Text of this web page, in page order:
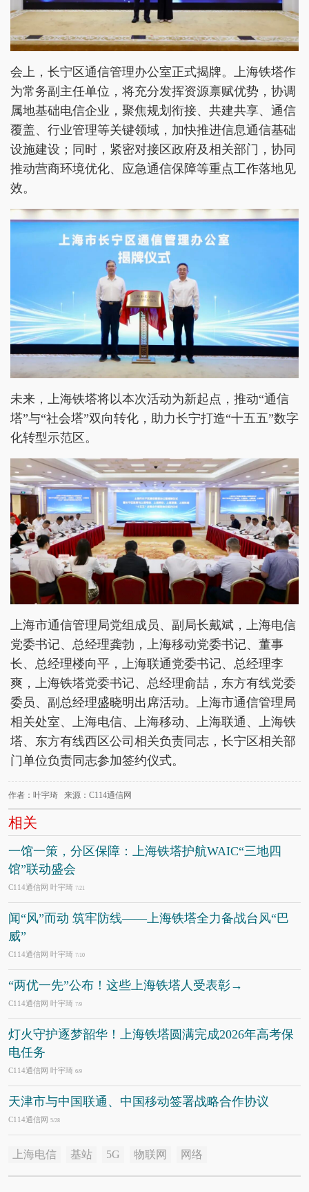
会上，长宁区通信管理办公室正式揭牌。上海铁塔作
为常务副主任单位，将充分发挥资源禀赋优势，协调
属地基础电信企业，聚焦规划衔接、共建共享、通信
覆盖、行业管理等关键领域，加快推进信息通信基础
设施建设；同时，紧密对接区政府及相关部门，协同
推动营商环境优化、应急通信保障等重点工作落地见
效。
未来，上海铁塔将以本次活动为新起点，推动“通信
塔”与“社会塔”双向转化，助力长宁打造“十五五”数字
化转型示范区。
上海市通信管理局党组成员、副局长戴斌，上海电信
党委书记、总经理龚勃，上海移动党委书记、董事
长、总经理楼向平，上海联通党委书记、总经理李
爽，上海铁塔党委书记、总经理俞喆，东方有线党委
委员、副总经理盛晓明出席活动。上海市通信管理局
相关处室、上海电信、上海移动、上海联通、上海铁
塔、东方有线西区公司相关负责同志，长宁区相关部
门单位负责同志参加签约仪式。
作者：叶宇琦 来源：C114通信网
相关
一馆一策，分区保障：上海铁塔护航WAIC“三地四
馆”联动盛会
C114通信网 叶宇琦 7/21
闻“风”而动 筑牢防线——上海铁塔全力备战台风“巴
威”
C114通信网 叶宇琦 7/10
“两优一先”公布！这些上海铁塔人受表彰→
C114通信网 叶宇琦 7/9
灯火守护逐梦韶华！上海铁塔圆满完成2026年高考保
电任务
C114通信网 叶宇琦 6/9
天津市与中国联通、中国移动签署战略合作协议
C114通信网 5/28
上海电信 基站 5G 物联网 网络